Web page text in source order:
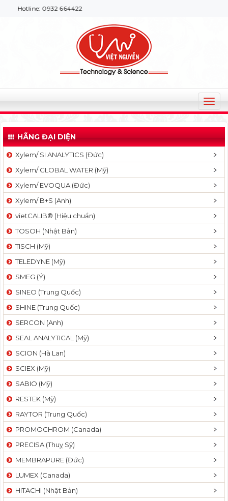
0932 664422
T
o
g
l
v
a
t
n
HÃNG ĐẠI DIỆN
Xylem/ SI ANALYTICS (Đức)
Xylem/ GLOBAL WATER (Mỹ)
Xylem/ EVOQUA (Đức)
Xylem/ B+S (Anh)
vietCALIB® (Hiệu chuẩn)
TOSOH (Nhật Bản)
TISCH (Mỹ)
TELEDYNE (Mỹ)
SMEG (Ý)
SINEO (Trung Quốc)
SHINE (Trung Quốc)
SERCON (Anh)
SEAL ANALYTICAL (Mỹ)
SCION (Hà Lan)
SCIEX (Mỹ)
SABIO (Mỹ)
RESTEK (Mỹ)
RAYTOR (Trung Quốc)
PROMOCHROM (Canada)
PRECISA (Thuỵ Sỹ)
MEMBRAPURE (Đức)
LUMEX (Canada)
HITACHI (Nhật Bản)